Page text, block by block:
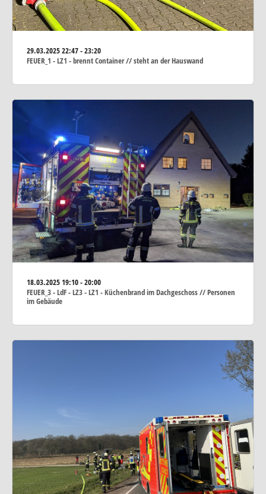
29.03.202522:47 - 23:20
FEUER_1 - LZ1 - brennt Container // steht an der Hauswand
18.03.202519:10 - 20:00
FEUER_3 - LdF - LZ3 - LZ1 - Küchenbrand im Dachgeschoss // Personen
im Gebäude